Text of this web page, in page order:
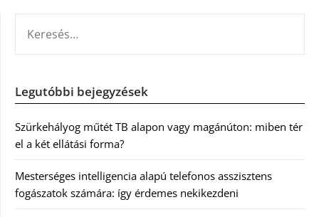
Legutóbbi bejegyzések
Szürkehályog műtét TB alapon vagy magánúton: miben tér
el a két ellátási forma?
Mesterséges intelligencia alapú telefonos asszisztens
fogászatok számára: így érdemes nekikezdeni